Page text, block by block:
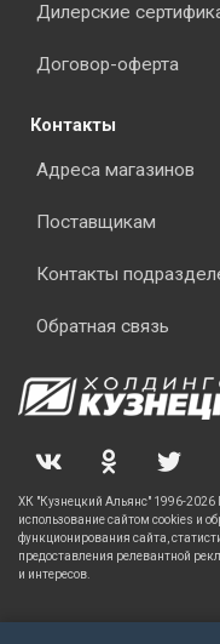
Дилерские
Договор-оферта
Контакты
Адреса магазинов
Поставщикам
Контакты
Обратная связь
ХК "Кузнецкий Альянс" 1996-2026
использование сайтом cookies и
функционирования сайта,
предоставления релевантной
и интересов.